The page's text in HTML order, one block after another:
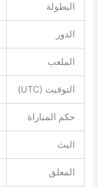
البطولة
الدور
الملعب
التوقيت (UTC)
حكم المباراة
البث
المعلق